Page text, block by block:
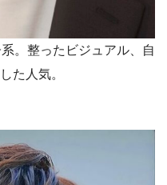
。整ったビジュアル、自
た人気。